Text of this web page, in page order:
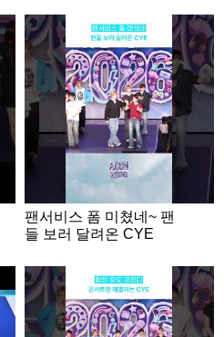
팬서비스 폼 미쳤네~ 팬
들 보러 달려온 CYE